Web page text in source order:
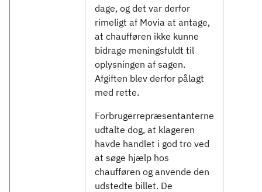
dage, og det var derfor
rimeligt af Movia at antage,
at chaufføren ikke kunne
bidrage meningsfuldt til
oplysningen af sagen.
Afgiften blev derfor pålagt
med rette.
Forbrugerrepræsentanterne
udtalte dog, at klageren
havde handlet i god tro ved
at søge hjælp hos
chaufføren og anvende den
udstedte billet. De